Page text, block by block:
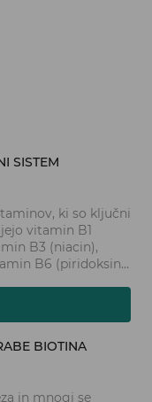
SISTEM
ki so ključni
vitamin B1
B3 (niacin),
B6 (piridoksin),
redno vnašati s
pomembno
BIOTINA
in mnogi se